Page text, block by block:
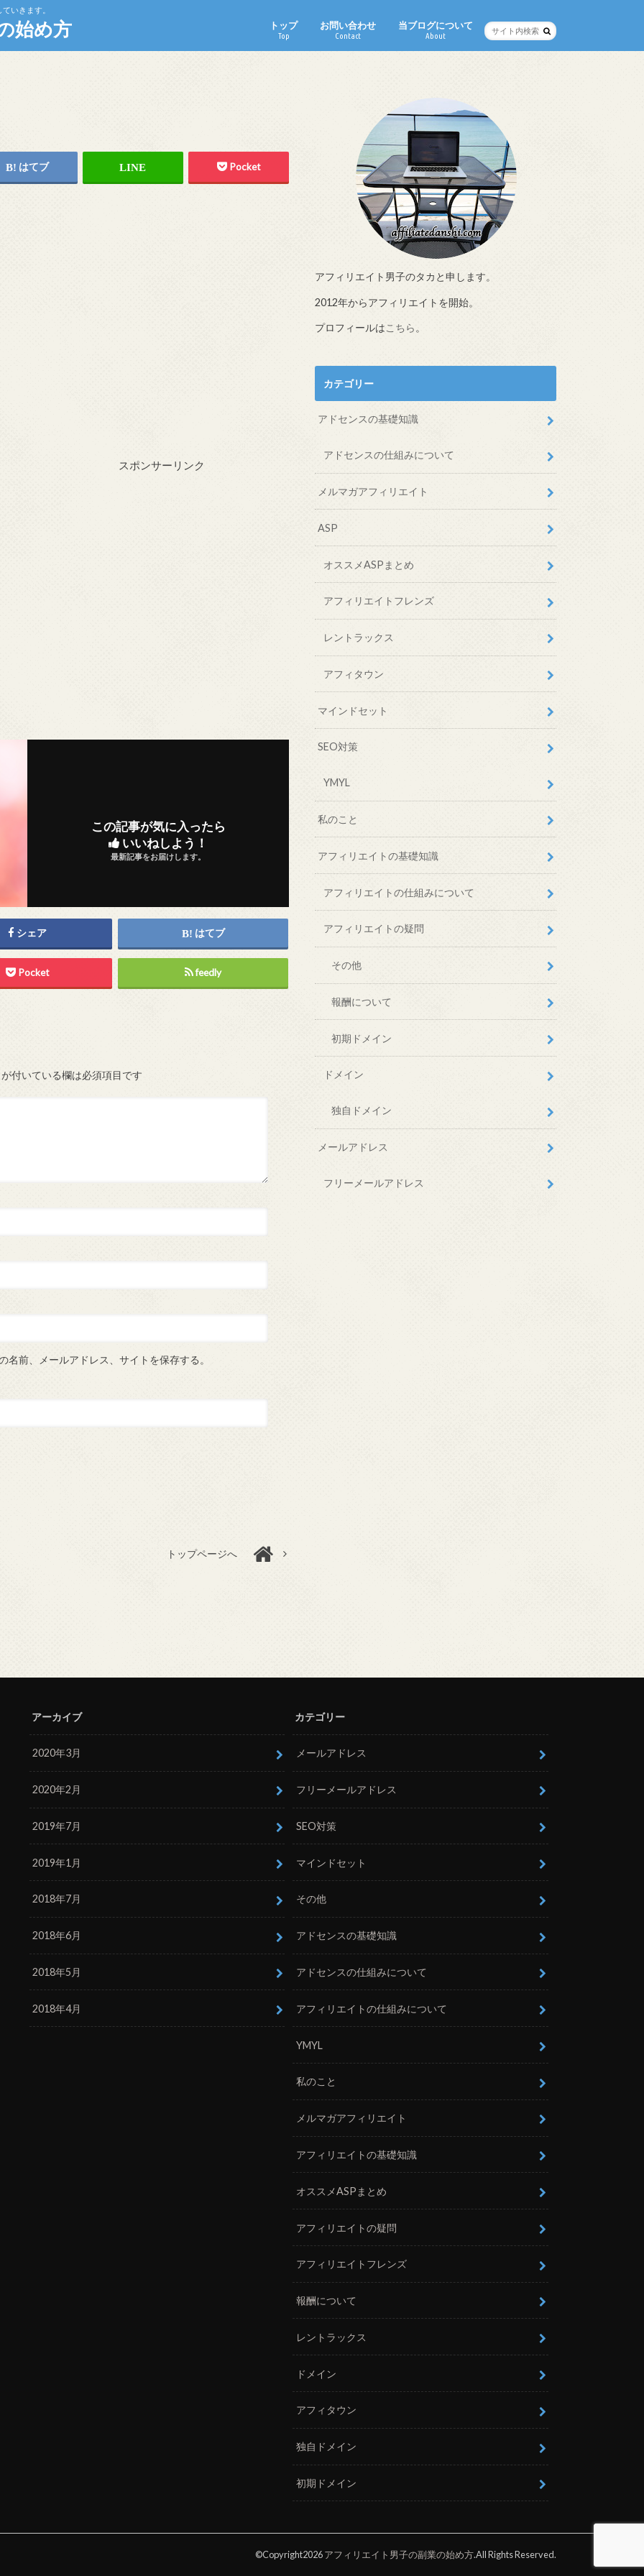
いきます。
始め方 トップ
Top
お問い合わせ
Contact
当ブログについて
About
はてブ Pocket
スポンサーリンク
この記事が気に入ったら
いいねしよう！
最新記事をお届けします。
シェア はてブ
Pocket feedly
が付いている欄は必須項目です
前、メールアドレス、サイトを保存する。
トップページへ
アフィリエイト男子のタカと申します。
2012年からアフィリエイトを開始。
プロフィールはこちら 。
カテゴリー
アドセンスの基礎知識
アドセンスの仕組みについて
メルマガアフィリエイト
ASP
オススメASPまとめ
アフィリエイトフレンズ
レントラックス
アフィタウン
マインドセット
SEO対策
YMYL
私のこと
アフィリエイトの基礎知識
アフィリエイトの仕組みについて
アフィリエイトの疑問
その他
報酬について
初期ドメイン
ドメイン
独自ドメイン
メールアドレス
フリーメールアドレス
アーカイブ
2020年3月
2020年2月
2019年7月
2019年1月
2018年7月
2018年6月
2018年5月
2018年4月
カテゴリー
メールアドレス
フリーメールアドレス
SEO対策
マインドセット
その他
アドセンスの基礎知識
アドセンスの仕組みについて
アフィリエイトの仕組みについて
YMYL
私のこと
メルマガアフィリエイト
アフィリエイトの基礎知識
オススメASPまとめ
アフィリエイトの疑問
アフィリエイトフレンズ
報酬について
レントラックス
ドメイン
アフィタウン
独自ドメイン
初期ドメイン
©Copyright2026アフィリエイト男子の副業の始め方.All Rights Reserved.